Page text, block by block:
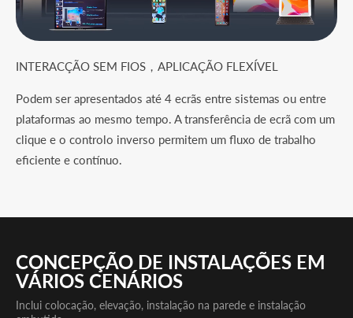
INTERACÇÃO SEM FIOS，APLICAÇÃO FLEXÍVEL
Podem ser apresentados até 4 ecrãs entre sistemas ou entre
plataformas ao mesmo tempo. A transferência de ecrã com um
clique e o controlo inverso permitem um fluxo de trabalho
eficiente e contínuo.
CONCEPÇÃO DE INSTALAÇÕES EM
VÁRIOS CENÁRIOS
Inclui colocação, elevação, instalação na parede e instalação